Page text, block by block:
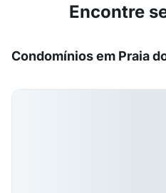
Encontre
Condomínios em Praia